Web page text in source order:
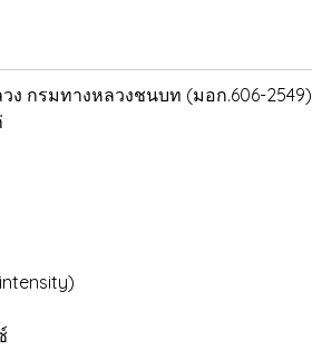
กรมทางหลวงชนบท (มอก.606-2549)